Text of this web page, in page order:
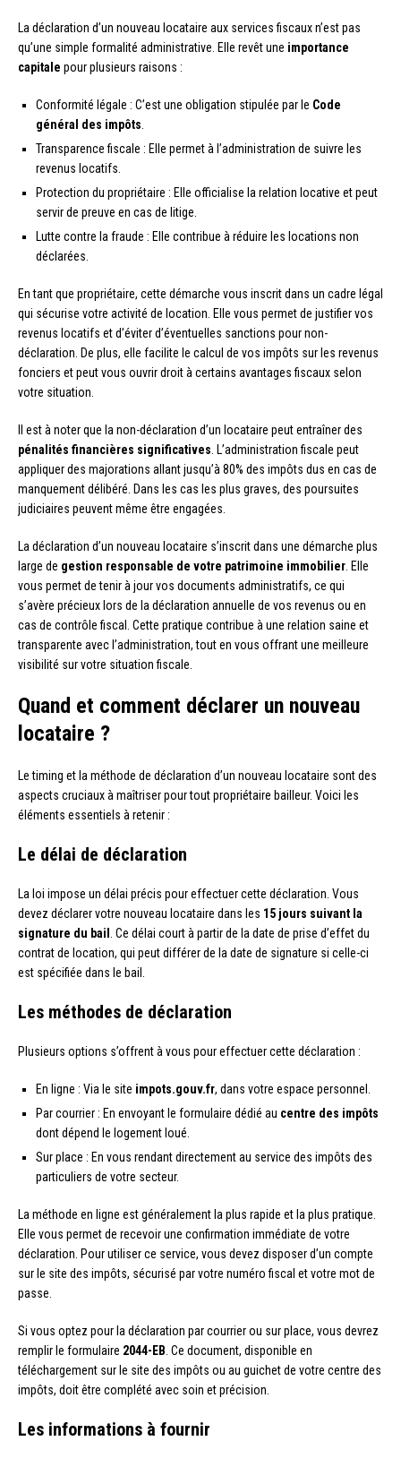
La déclaration d’un nouveau locataire aux services fiscaux n’est pas
qu’une simple formalité administrative. Elle revêt une importance
capitale pour plusieurs raisons :
Conformité légale : C’est une obligation stipulée par le Code
général des impôts
Transparence fiscale : Elle permet à l’administration de suivre les
revenus locatifs.
Protection du propriétaire : Elle officialise la relation locative et peut
servir de preuve en cas de litige.
Lutte contre la fraude : Elle contribue à réduire les locations non
déclarées.
En tant que propriétaire, cette démarche vous inscrit dans un cadre légal
qui sécurise votre activité de location. Elle vous permet de justifier vos
revenus locatifs et d’éviter d’éventuelles sanctions pour non-
déclaration. De plus, elle facilite le calcul de vos impôts sur les revenus
fonciers et peut vous ouvrir droit à certains avantages fiscaux selon
votre situation.
Il est à noter que la non-déclaration d’un locataire peut entraîner des
pénalités financières significatives . L’administration fiscale peut
appliquer des majorations allant jusqu’à 80% des impôts dus en cas de
manquement délibéré. Dans les cas les plus graves, des poursuites
judiciaires peuvent même être engagées.
La déclaration d’un nouveau locataire s’inscrit dans une démarche plus
large de gestion responsable de votre patrimoine immobilier . Elle
vous permet de tenir à jour vos documents administratifs, ce qui
s’avère précieux lors de la déclaration annuelle de vos revenus ou en
cas de contrôle fiscal. Cette pratique contribue à une relation saine et
transparente avec l’administration, tout en vous offrant une meilleure
visibilité sur votre situation fiscale.
Quand et comment déclarer un nouveau
locataire ?
Le timing et la méthode de déclaration d’un nouveau locataire sont des
aspects cruciaux à maîtriser pour tout propriétaire bailleur. Voici les
éléments essentiels à retenir :
Le délai de déclaration
La loi impose un délai précis pour effectuer cette déclaration. Vous
devez déclarer votre nouveau locataire dans les 15 jours suivant la
signature du bail
. Ce délai court à partir de la date de prise d’effet du
contrat de location, qui peut différer de la date de signature si celle-ci
est spécifiée dans le bail.
Les méthodes de déclaration
Plusieurs options s’offrent à vous pour effectuer cette déclaration :
En ligne : Via le site impots.gouv.fr, dans votre espace personnel.
Par courrier : En envoyant le formulaire dédié au centre des impôts
dont dépend le logement loué.
Sur place : En vous rendant directement au service des impôts des
particuliers de votre secteur.
La méthode en ligne est généralement la plus rapide et la plus pratique.
Elle vous permet de recevoir une confirmation immédiate de votre
déclaration. Pour utiliser ce service, vous devez disposer d’un compte
sur le site des impôts, sécurisé par votre numéro fiscal et votre mot de
passe.
Si vous optez pour la déclaration par courrier ou sur place, vous devrez
remplir le formulaire 2044-EB . Ce document, disponible en
téléchargement sur le site des impôts ou au guichet de votre centre des
impôts, doit être complété avec soin et précision.
Les informations à fournir